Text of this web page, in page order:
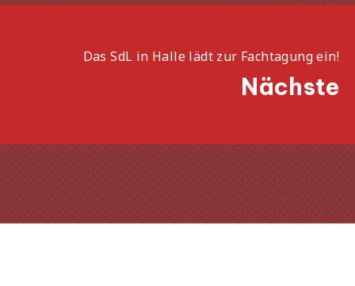
Das SdL in Halle lädt zur Fachtagung ein!
Nächste